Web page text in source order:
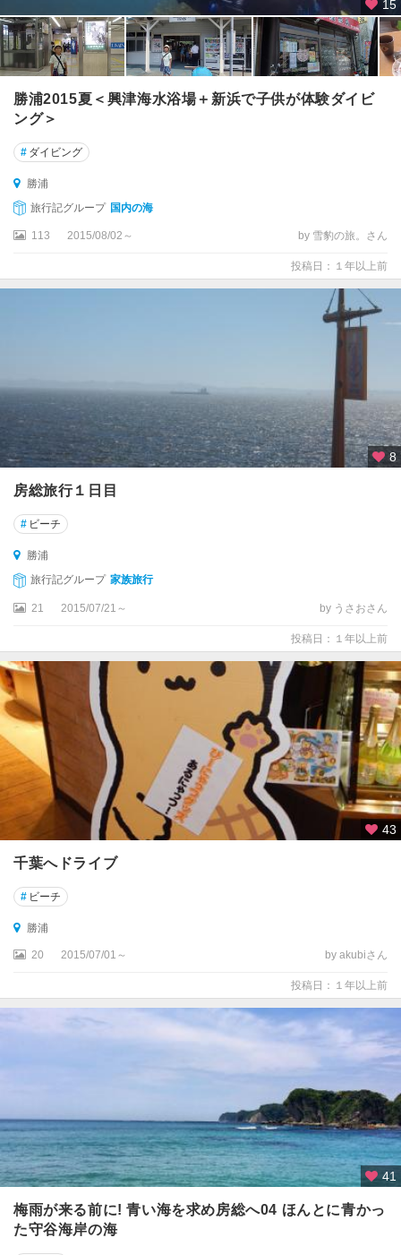
15
勝浦2015夏＜興津海水浴場＋新浜で子供が体験ダイビ
ング＞
# ダイビング
勝浦
旅行記グループ 国内の海
113 2015/08/02～ by 雪豹の旅。さん
投稿日：１年以上前
8
房総旅行１日目
# ビーチ
勝浦
旅行記グループ 家族旅行
21 2015/07/21～ by うさおさん
投稿日：１年以上前
43
千葉へドライブ
# ビーチ
勝浦
20 2015/07/01～ by akubiさん
投稿日：１年以上前
41
梅雨が来る前に! 青い海を求め房総へ04 ほんとに青かっ
た守谷海岸の海